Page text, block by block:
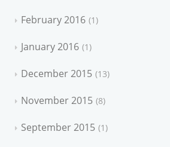
February 2016 1
January 2016 1
December 2015 13
November 2015 8
September 2015 1